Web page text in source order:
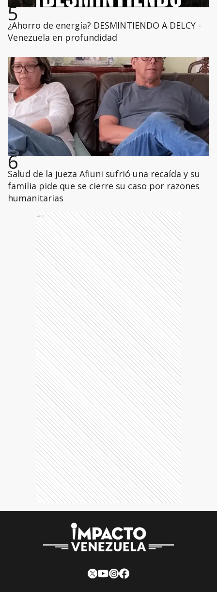
5
¿Ahorro de energía? DESMINTIENDO A DELCY -
Venezuela en profundidad
6
Salud de la jueza Afiuni sufrió una recaída y su
familia pide que se cierre su caso por razones
humanitarias
Ads